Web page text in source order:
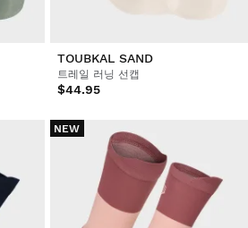
TOUBKAL SAND
트레일 러닝 선캡
$44.95
NEW